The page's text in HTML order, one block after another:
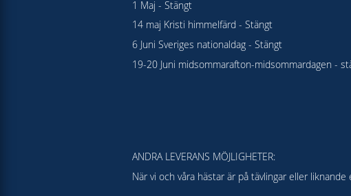
1 Maj - Stängt
14 maj Kristi himmelfärd - Stängt
6 Juni Sveriges nationaldag - Stängt
19-20 Juni midsommarafton-midsommardagen -
ANDRA LEVERANS MÖJLIGHETER:
När vi och våra hästar är på tävlingar eller